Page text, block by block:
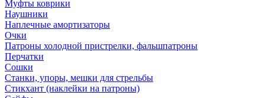
Муфты коврики
Наушники
Наплечные амортизаторы
Очки
Патроны холодной пристрелки, фальшпатроны
Перчатки
Сошки
Станки, упоры, мешки для стрельбы
Стикхант (наклейки на патроны)